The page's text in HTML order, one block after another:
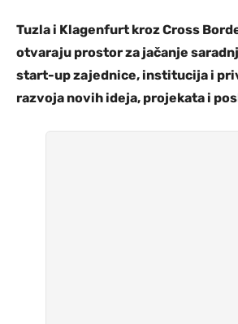
Tuzla i Klagenfurt kroz Cross
otvaraju prostor za jačanje
start-up zajednice, institucija i
razvoja novih ideja, projekata i